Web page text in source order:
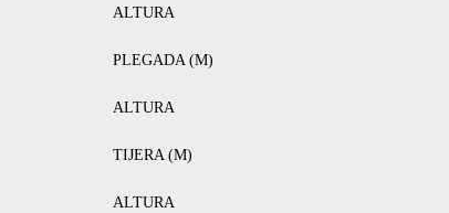
ALTURA
PLEGADA (M)
ALTURA
TIJERA (M)
ALTURA